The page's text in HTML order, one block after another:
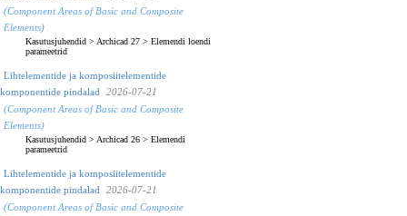
(Component Areas of Basic and Composite
Elements)
Kasutusjuhendid > Archicad 27 > Elemendi loendi
parameetrid
Lihtelementide ja komposiitelementide
komponentide pindalad
2026-07-21
(Component Areas of Basic and Composite
Elements)
Kasutusjuhendid > Archicad 26 > Elemendi
parameetrid
Lihtelementide ja komposiitelementide
komponentide pindalad
2026-07-21
(Component Areas of Basic and Composite